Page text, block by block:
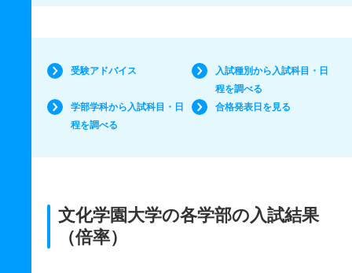
受験アドバイス
入試種別から入試科目・日
程を調べる
学部学科から入試科目・日
程を調べる
合格発表日を見る
文化学園大学の各学部の入試結果
（倍率）